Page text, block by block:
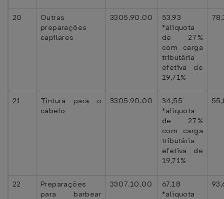
20
Outras
preparações
capilares
3305.90.00
53,93
*alíquota
de 27%
com carga
tributária
efetiva de
19,71%
21
Tintura para o
cabelo
3305.90.00
34,55
*alíquota
de 27%
com carga
tributária
efetiva de
19,71%
22
Preparações
para barbear
3307.10.00
67,18
*alíquota